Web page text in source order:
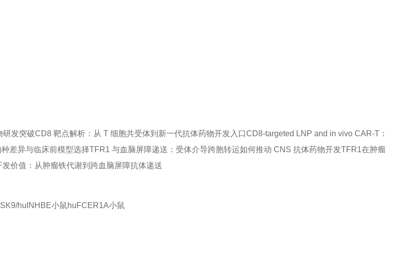
研发突破CD8 靶点解析：从 T 细胞共受体到新一代抗体药物开发入口CD8-targeted LNP and in vivo CAR-T：
差异与临床前模型选择TFR1 与血脑屏障递送：受体介导跨胞转运如何推动 CNS 抗体药物开发TFR1在肿瘤
价值：从肿瘤铁代谢到跨血脑屏障抗体递送
huINHBE小鼠huFCER1A小鼠